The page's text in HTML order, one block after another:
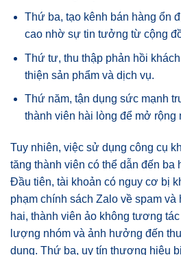
Thứ ba, tạo kênh bán hàng ổn
cao nhờ sự tin tưởng từ cộng
Thứ tư, thu thập phản hồi
thiện sản phẩm và dịch vụ.
Thứ năm, tận dụng sức mạnh
thành viên hài lòng để mở
Tuy nhiên, việc sử dụng công cụ
tăng thành viên có thể dẫn đến ba
Đầu tiên, tài khoản có nguy cơ bị
phạm chính sách Zalo về spam
hai, thành viên ảo không tương
lượng nhóm và ảnh hưởng đến
dung. Thứ ba, uy tín thương hiệu